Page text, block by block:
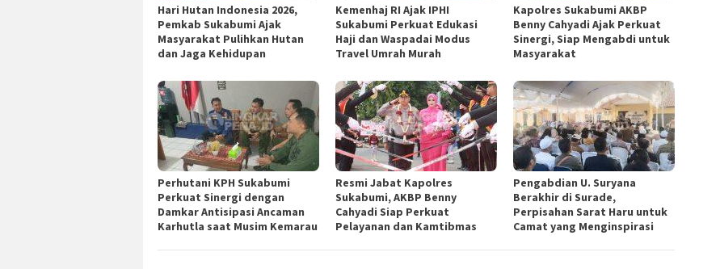
Hari Hutan Indonesia 2026,
Pemkab Sukabumi Ajak
Masyarakat Pulihkan Hutan
dan Jaga Kehidupan
Kemenhaj RI Ajak IPHI
Sukabumi Perkuat Edukasi
Haji dan Waspadai Modus
Travel Umrah Murah
Kapolres Sukabumi AKBP
Benny Cahyadi Ajak Perkuat
Sinergi, Siap Mengabdi untuk
Masyarakat
Perhutani KPH Sukabumi
Perkuat Sinergi dengan
Damkar Antisipasi Ancaman
Karhutla saat Musim Kemarau
Resmi Jabat Kapolres
Sukabumi, AKBP Benny
Cahyadi Siap Perkuat
Pelayanan dan Kamtibmas
Pengabdian U. Suryana
Berakhir di Surade,
Perpisahan Sarat Haru untuk
Camat yang Menginspirasi